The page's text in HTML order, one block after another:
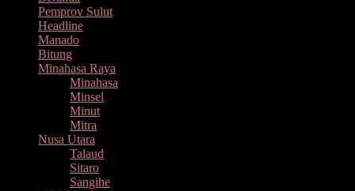
Pemprov Sulut
Headline
Manado
Bitung
Minahasa Raya
Minahasa
Minsel
Minut
Mitra
Nusa Utara
Talaud
Sitaro
Sangihe